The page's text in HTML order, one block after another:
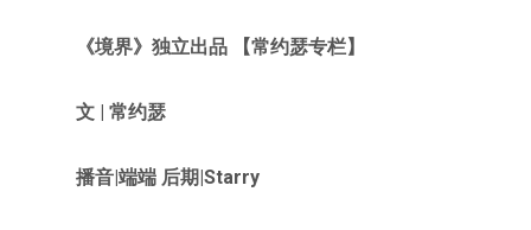
《境界》独立出品 【常约瑟专栏】
文 | 常约瑟
播音|端端 后期|Starry